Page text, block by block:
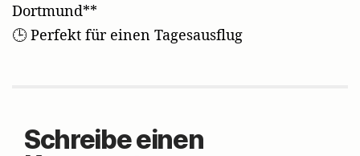
Dortmund**
🕒 Perfekt für einen Tagesausflug
Schreibe einen